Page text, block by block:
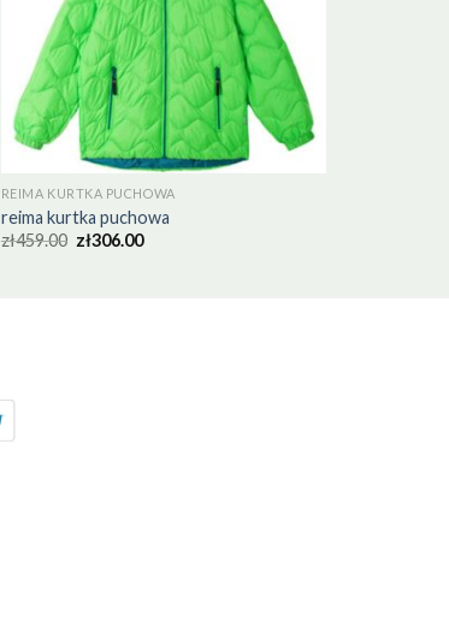
REIMA KURTKA PUCHOWA
reima kurtka puchowa
zł459.00 zł306.00